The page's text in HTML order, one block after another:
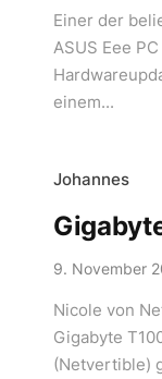
Einer der
ASUS Eee
einem...
Johannes
9. November
Nicole von
Gigabyte
(Netvertible)